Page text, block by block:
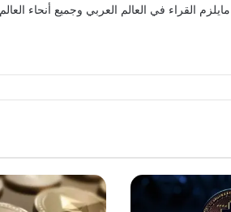
مايلزم القراء في العالم العربي وجميع أنحاء العالم.